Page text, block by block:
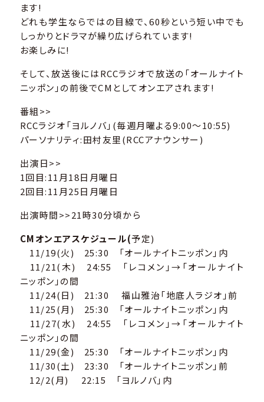
ます!
どれも学生ならではの目線で、60秒という短い中でも
しっかりとドラマが繰り広げられています!
お楽しみに!
そして、放送後にはRCCラジオで放送の「オールナイト
ニッポン」の前後でCMとしてオンエアされます!
番組>>
RCCラジオ「ヨルノバ」(毎週月曜よる9:00～10:55)
パーソナリティ:田村友里(RCCアナウンサー)
出演日>>
1回目:11月18日月曜日
2回目:11月25日月曜日
出演時間>>21時30分頃から
CMオンエアスケジュール(予定)
11/19(火) 25:30 「オールナイトニッポン」内
11/21(木) 24:55 「レコメン」→「オールナイト
ニッポン」の間
11/24(日) 21:30 福山雅治「地底人ラジオ」前
11/25(月) 25:30 「オールナイトニッポン」内
11/27(水) 24:55 「レコメン」→「オールナイト
ニッポン」の間
11/29(金) 25:30 「オールナイトニッポン」内
11/30(土) 23:30 「オールナイトニッポン」前
12/2(月) 22:15 「ヨルノバ」内